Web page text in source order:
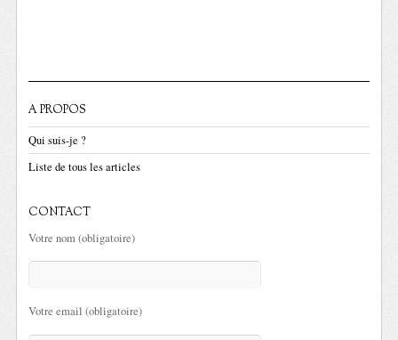
A PROPOS
Qui suis-je ?
Liste de tous les articles
CONTACT
Votre nom (obligatoire)
Votre email (obligatoire)